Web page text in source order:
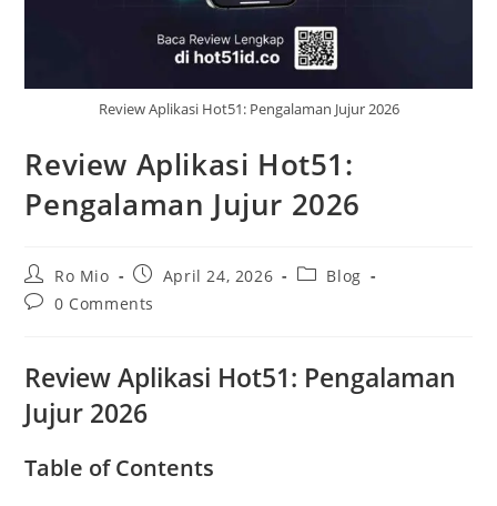
Review Aplikasi Hot51: Pengalaman Jujur 2026
Review Aplikasi Hot51:
Pengalaman Jujur 2026
Post
author:
Ro Mio
Post
published:
April 24, 2026
PostBlog
Post0 Comments
Review Aplikasi Hot51: Pengalaman
Jujur 2026
Table of Contents